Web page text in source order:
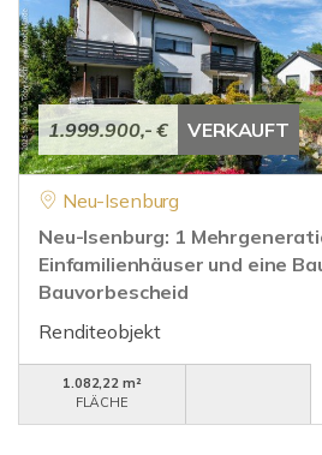
1.999.900,- € VERKAUFT
Neu-Isenburg
Neu-Isenburg: 1
Einfamilienhäuser und eine
Bauvorbescheid
Renditeobjekt
1.082,22 m²
FLÄCHE